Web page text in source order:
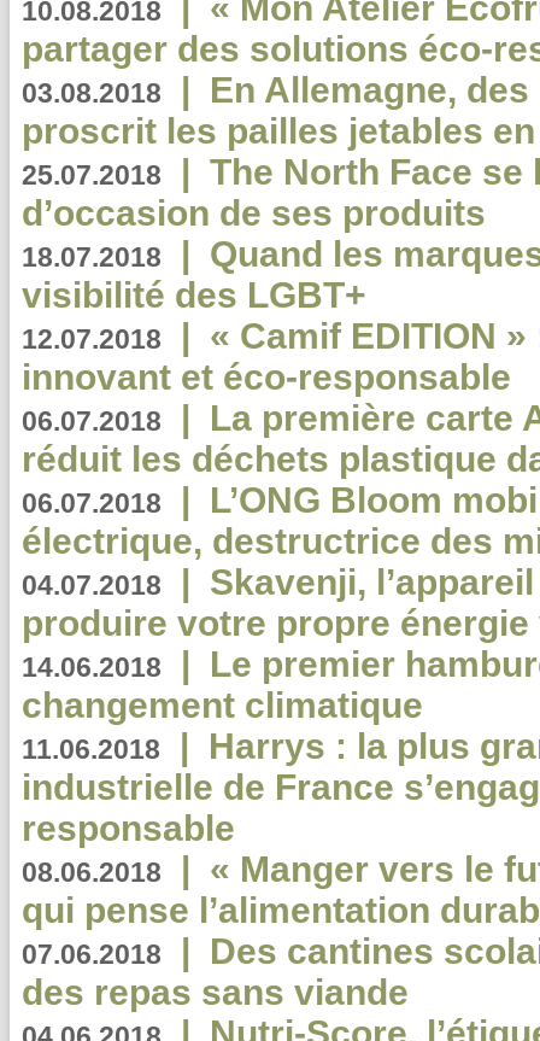
10.08.2018
partager des solutions éco-
03.08.2018 | En Allemagne,
proscrit les pailles jetables
25.07.2018 | The North Face se
d’occasion de ses produits
18.07.2018 | Quand les
visibilité des LGBT+
12.07.2018 | « Camif EDITION
innovant et éco-responsable
06.07.2018 | La première carte
réduit les déchets plastique
06.07.2018 | L’ONG Bloom
électrique, destructrice des
04.07.2018 | Skavenji,
produire votre propre
14.06.2018 | Le premier
changement climatique
11.06.2018 | Harrys : la plus
industrielle de France
responsable
08.06.2018 | « Manger vers le
qui pense l’alimentation
07.06.2018 | Des cantines
des repas sans viande